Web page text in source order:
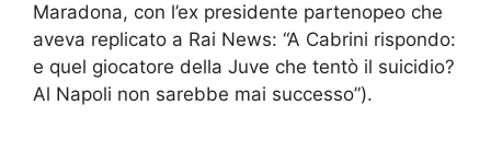
Maradona, con l’ex presidente partenopeo che
aveva replicato a Rai News: “A Cabrini rispondo:
e quel giocatore della Juve che tentò il suicidio?
Al Napoli non sarebbe mai successo”).